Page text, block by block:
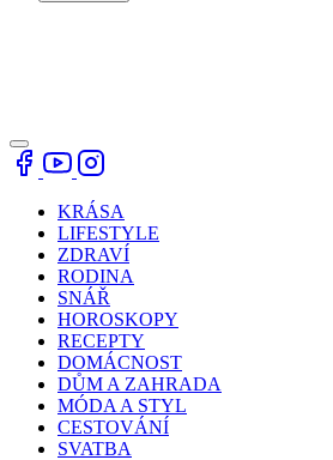
KRÁSA
LIFESTYLE
ZDRAVÍ
RODINA
SNÁŘ
HOROSKOPY
RECEPTY
DOMÁCNOST
DŮM A ZAHRADA
MÓDA A STYL
CESTOVÁNÍ
SVATBA